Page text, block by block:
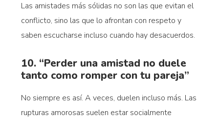
Las amistades más sólidas no son las que evitan el
conflicto, sino las que lo afrontan con respeto y
saben escucharse incluso cuando hay desacuerdos.
10. “Perder una amistad no duele
tanto como romper con tu pareja”
No siempre es así. A veces, duelen incluso más. Las
rupturas amorosas suelen estar socialmente